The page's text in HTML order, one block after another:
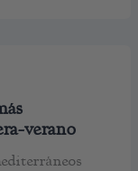
verano